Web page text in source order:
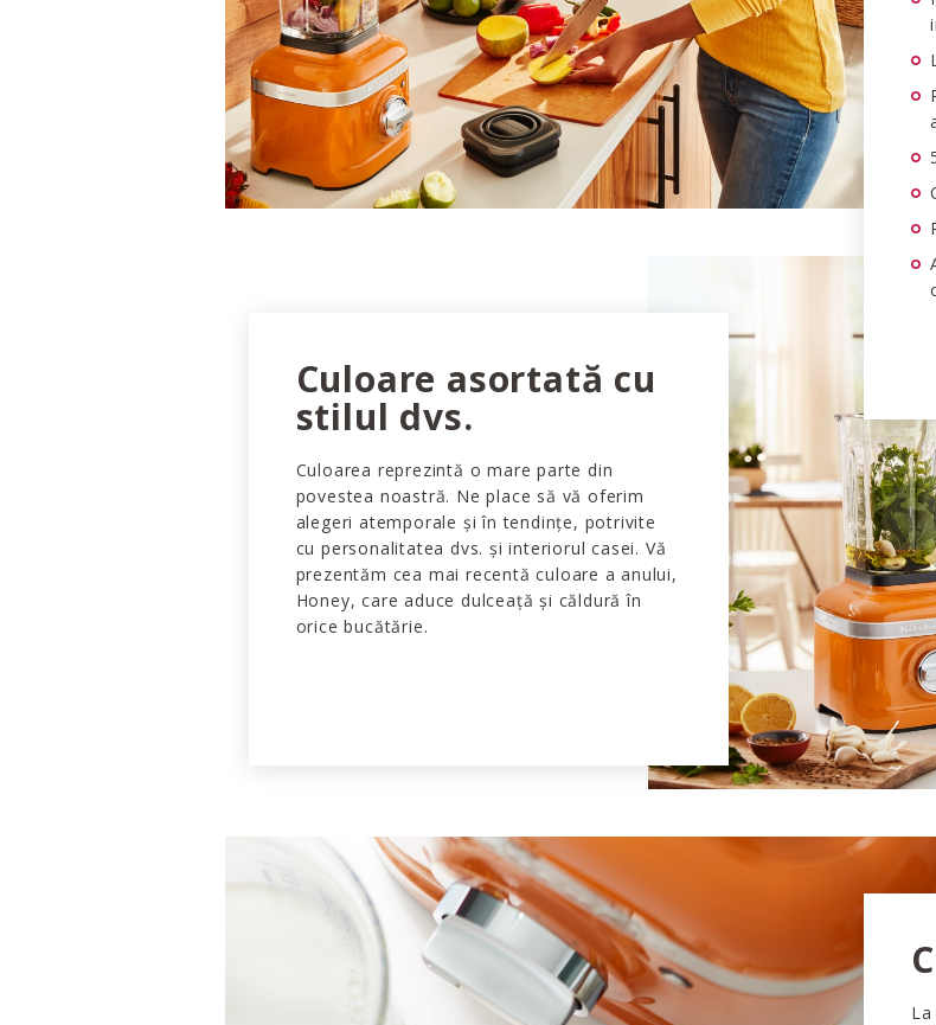
Culoare asortată cu
stilul dvs.
Culoarea reprezintă o mare parte din
povestea noastră. Ne place să vă oferim
alegeri atemporale și în tendințe, potrivite
cu personalitatea dvs. și interiorul casei. Vă
prezentăm cea mai recentă culoare a anului,
Honey, care aduce dulceață și căldură în
orice bucătărie.